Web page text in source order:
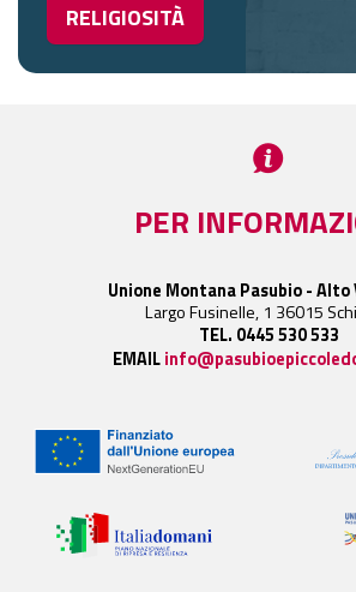
RELIGIOSITÀ
PER
Unione Montana Pasubio -
Largo Fusinelle, 1 36015
TEL. 0445 530 533
EMAIL